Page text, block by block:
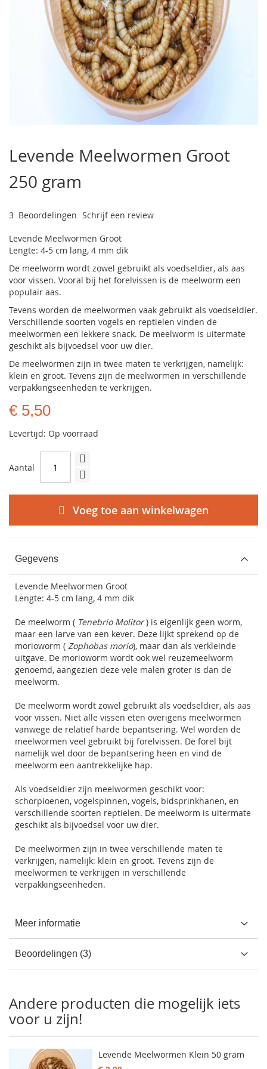
het
begin
van
de
gallerij
Levende Meelwormen Groot
250 gram
3 Beoordelingen Schrijf een review
Levende Meelwormen Groot
Lengte: 4-5 cm lang, 4 mm dik
De meelworm wordt zowel gebruikt als voedseldier, als aas
voor vissen. Vooral bij het forelvissen is de meelworm een
populair aas.
Tevens worden de meelwormen vaak gebruikt als voedseldier.
Verschillende soorten vogels en reptielen vinden de
meelwormen een lekkere snack. De meelworm is uitermate
geschikt als bijvoedsel voor uw dier.
De meelwormen zijn in twee maten te verkrijgen, namelijk:
klein en groot. Tevens zijn de meelwormen in verschillende
verpakkingseenheden te verkrijgen.
€ 5,50
Levertijd: Op voorraad
Aantal
Voeg toe aan winkelwagen
Gegevens
Levende Meelwormen Groot
Lengte: 4-5 cm lang, 4 mm dik
De meelworm ( Tenebrio Molitor) is eigenlijk geen worm,
maar een larve van een kever. Deze lijkt sprekend op de
morioworm ( Zophobas morio), maar dan als verkleinde
uitgave. De morioworm wordt ook wel reuzemeelworm
genoemd, aangezien deze vele malen groter is dan de
meelworm.
De meelworm wordt zowel gebruikt als voedseldier, als aas
voor vissen. Niet alle vissen eten overigens meelwormen
vanwege de relatief harde bepantsering. Wel worden de
meelwormen veel gebruikt bij forelvissen. De forel bijt
namelijk wel door de bepantsering heen en vind de
meelworm een aantrekkelijke hap.
Als voedseldier zijn meelwormen geschikt voor:
schorpioenen, vogelspinnen, vogels, bidsprinkhanen, en
verschillende soorten reptielen. De meelworm is uitermate
geschikt als bijvoedsel voor uw dier.
De meelwormen zijn in twee verschillende maten te
verkrijgen, namelijk: klein en groot. Tevens zijn de
meelwormen te verkrijgen in verschillende
verpakkingseenheden.
Meer informatie
Beoordelingen 3
Andere producten die mogelijk iets
voor u zijn!
Levende Meelwormen Klein 50 gram